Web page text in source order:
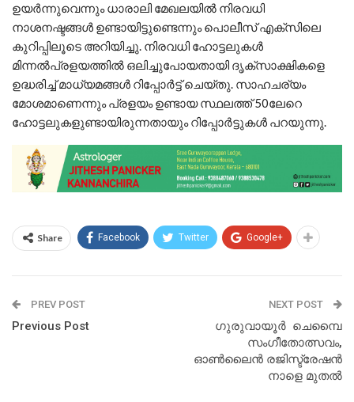
ഉയര്‍ന്നുവെന്നും ധാരാലി മേഖലയില്‍ നിരവധി
നാശനഷ്ടങ്ങള്‍ ഉണ്ടായിട്ടുണ്ടെന്നും പൊലീസ് എക്‌സിലെ
കുറിപ്പിലൂടെ അറിയിച്ചു. നിരവധി ഹോട്ടലുകള്‍
മിന്നല്‍പ്രളയത്തില്‍ ഒലിച്ചുപോയതായി ദൃക്‌സാക്ഷികളെ
ഉദ്ധരിച്ച് മാധ്യമങ്ങള്‍ റിപ്പോര്‍ട്ട് ചെയ്തു. സാഹചര്യം
മോശമാണെന്നും പ്രളയം ഉണ്ടായ സ്ഥലത്ത് 50ലേറെ
ഹോട്ടലുകളുണ്ടായിരുന്നതായും റിപ്പോര്‍ട്ടുകള്‍ പറയുന്നു.
Share Facebook Twitter Google+
PREV POST
Previous Post
NEXT POST
ഗുരുവായൂർ ചെമ്പൈ
സംഗീതോത്സവം,
ഓൺലൈൻ രജിസ്ട്രേഷൻ
നാളെ മുതൽ